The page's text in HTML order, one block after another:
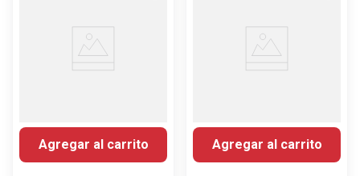
Agregar al carrito Agregar al carrito